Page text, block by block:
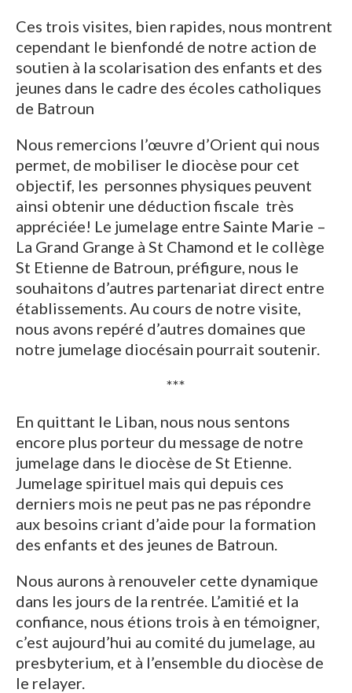
Ces trois visites, bien rapides, nous montrent
cependant le bienfondé de notre action de
soutien à la scolarisation des enfants et des
jeunes dans le cadre des écoles catholiques
de Batroun
Nous remercions l’œuvre d’Orient qui nous
permet, de mobiliser le diocèse pour cet
objectif, les personnes physiques peuvent
ainsi obtenir une déduction fiscale très
appréciée! Le jumelage entre Sainte Marie –
La Grand Grange à St Chamond et le collège
St Etienne de Batroun, préfigure, nous le
souhaitons d’autres partenariat direct entre
établissements. Au cours de notre visite,
nous avons repéré d’autres domaines que
notre jumelage diocésain pourrait soutenir.
***
En quittant le Liban, nous nous sentons
encore plus porteur du message de notre
jumelage dans le diocèse de St Etienne.
Jumelage spirituel mais qui depuis ces
derniers mois ne peut pas ne pas répondre
aux besoins criant d’aide pour la formation
des enfants et des jeunes de Batroun.
Nous aurons à renouveler cette dynamique
dans les jours de la rentrée. L’amitié et la
confiance, nous étions trois à en témoigner,
c’est aujourd’hui au comité du jumelage, au
presbyterium, et à l’ensemble du diocèse de
le relayer.